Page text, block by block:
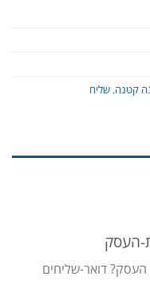
קטנה, שליח
העסק
דואר-שליחים